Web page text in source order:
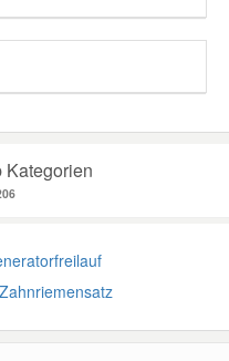
Kategorien
Zahnriemensatz